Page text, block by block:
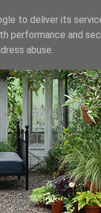
to deliver its
performance and
abuse.